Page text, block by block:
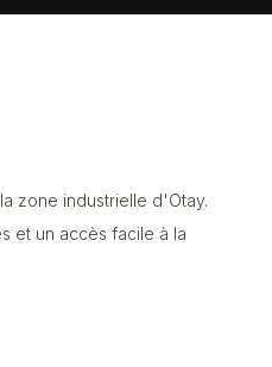
zone industrielle d'Otay.
et un accès facile à la